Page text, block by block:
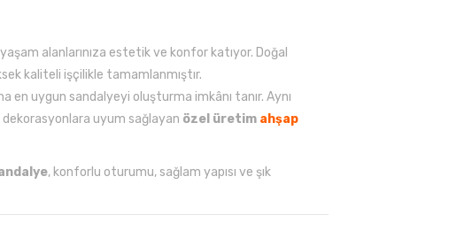
alanlarınıza estetik ve konfor katıyor. Doğal
kaliteli işçilikle tamamlanmıştır.
en uygun sandalyeyi oluşturma imkânı tanır. Aynı
uyum sağlayan özel üretim ahşap
, konforlu oturumu, sağlam yapısı ve şık